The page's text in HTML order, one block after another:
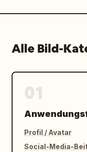
Alle Bild-
Profil / Avatar
Social-Media-